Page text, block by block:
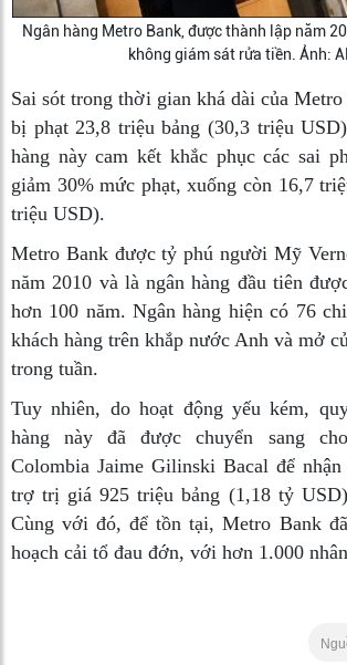
Ngân hàng Metro Bank, được thành lập năm
không giám sát rửa tiền. Ảnh:
Sai sót trong thời gian khá dài của
bị phạt 23,8 triệu bảng (30,3 triệu
hàng này cam kết khắc phục các sai
giảm 30% mức phạt, xuống còn 16,7
triệu USD).
Metro Bank được tỷ phú người Mỹ
năm 2010 và là ngân hàng đầu tiên
hơn 100 năm. Ngân hàng hiện có 76
khách hàng trên khắp nước Anh và mở
trong tuần.
Tuy nhiên, do hoạt động yếu kém,
hàng này đã được chuyển sang
Colombia Jaime Gilinski Bacal để
trợ trị giá 925 triệu bảng (1,18 tỷ
Cùng với đó, để tồn tại, Metro Bank
hoạch cải tổ đau đớn, với hơn 1.000